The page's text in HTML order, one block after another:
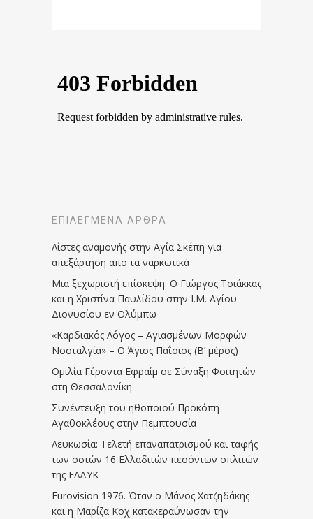
ΕΠΙΛΕΓΜΈΝΑ ΆΡΘΡΑ
Λίστες αναμονής στην Αγία Σκέπη για
απεξάρτηση απο τα ναρκωτικά
Μια ξεχωριστή επίσκεψη: Ο Γιώργος Τσιάκκας
και η Χριστίνα Παυλίδου στην Ι.Μ. Αγίου
Διονυσίου εν Ολύμπω
«Καρδιακός Λόγος – Αγιασμένων Μορφών
Νοσταλγία» – Ο Άγιος Παΐσιος (Β’ μέρος)
Ομιλία Γέροντα Εφραίμ σε Σύναξη Φοιτητών
στη Θεσσαλονίκη
Συνέντευξη του ηθοποιού Προκόπη
Αγαθοκλέους στην Πεμπτουσία
Λευκωσία: Τελετή επαναπατρισμού και ταφής
των οστών 16 Ελλαδιτών πεσόντων οπλιτών
της ΕΛΔΥΚ
Eurovision 1976. Όταν ο Μάνος Χατζηδάκης
και η Μαρίζα Κοχ κατακεραύνωσαν την